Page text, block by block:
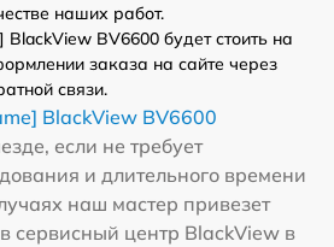
наших работ.
BlackView BV6600 будет стоить на
заказа на сайте через
связи.
BlackView BV6600
если не требует
и длительного времени
наш мастер привезет
сервисный центр BlackView в